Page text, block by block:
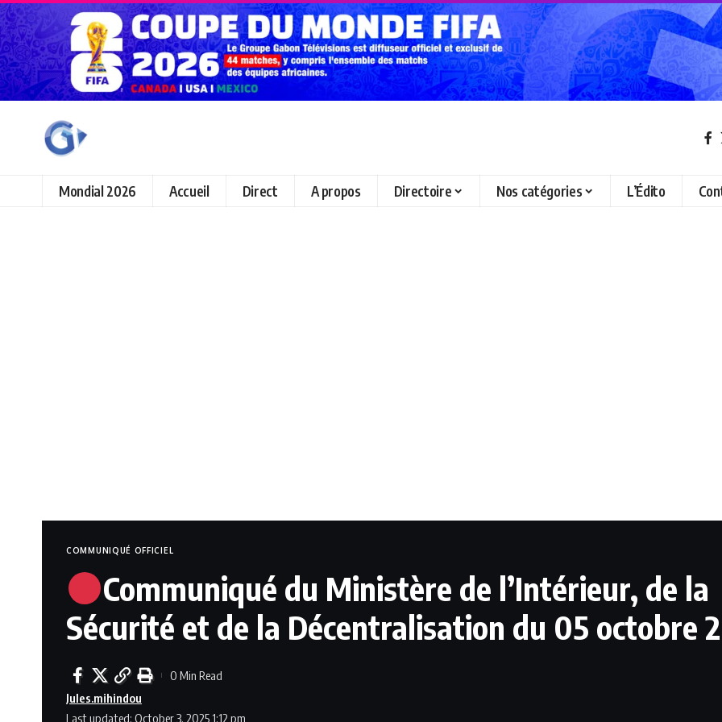
Mondial 2026 Accueil Direct A propos Directoire Nos catégories L’Édito
COMMUNIQUÉ OFFICIEL
Communiqué du Ministère de l’Intérieur, de la
Sécurité et de la Décentralisation du 05 octobre
Last updated: October 3, 2025 1:12 pm
Jules.mihindou
0 Min Read